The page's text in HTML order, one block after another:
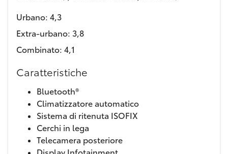
Urbano: 4,3
Extra-urbano: 3,8
Combinato: 4,1
Caratteristiche
Bluetooth®
Climatizzatore automatico
Sistema di ritenuta ISOFIX
Cerchi in lega
Telecamera posteriore